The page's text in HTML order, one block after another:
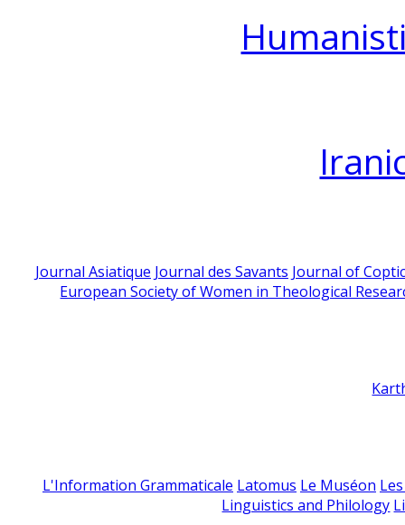
Journal Asiatique Journal des Savants Journal of
European Society of Women in Theological
L'Information Grammaticale Latomus Le Muséon
Linguistics and Philology